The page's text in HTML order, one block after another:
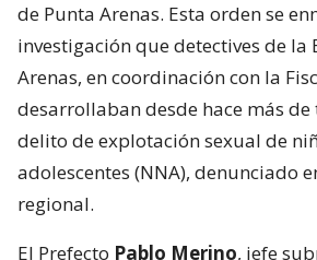
de Punta Arenas. Esta orden se
investigación que detectives de la
Arenas, en coordinación con la
desarrollaban desde hace más de
delito de explotación sexual de
adolescentes (NNA), denunciado
regional.
El Prefecto Pablo Merino, jefe